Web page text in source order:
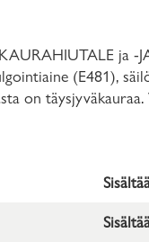
ja
(E481),
on